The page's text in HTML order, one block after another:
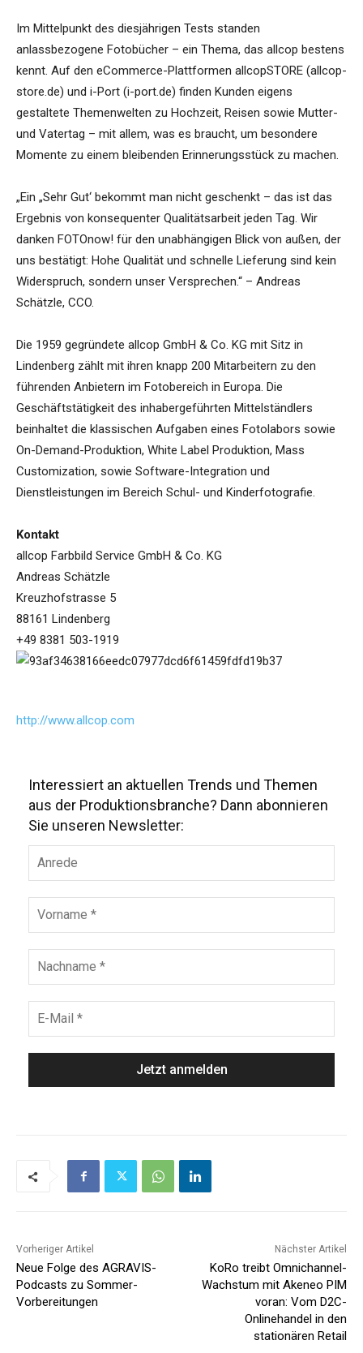
Im Mittelpunkt des diesjährigen Tests standen
anlassbezogene Fotobücher – ein Thema, das allcop bestens
kennt. Auf den eCommerce-Plattformen allcopSTORE (allcop-
store.de) und i-Port (i-port.de) finden Kunden eigens
gestaltete Themenwelten zu Hochzeit, Reisen sowie Mutter-
und Vatertag – mit allem, was es braucht, um besondere
Momente zu einem bleibenden Erinnerungsstück zu machen.
„Ein „Sehr Gut‘ bekommt man nicht geschenkt – das ist das
Ergebnis von konsequenter Qualitätsarbeit jeden Tag. Wir
danken FOTOnow! für den unabhängigen Blick von außen, der
uns bestätigt: Hohe Qualität und schnelle Lieferung sind kein
Widerspruch, sondern unser Versprechen.“ – Andreas
Schätzle, CCO.
Die 1959 gegründete allcop GmbH & Co. KG mit Sitz in
Lindenberg zählt mit ihren knapp 200 Mitarbeitern zu den
führenden Anbietern im Fotobereich in Europa. Die
Geschäftstätigkeit des inhabergeführten Mittelständlers
beinhaltet die klassischen Aufgaben eines Fotolabors sowie
On-Demand-Produktion, White Label Produktion, Mass
Customization, sowie Software-Integration und
Dienstleistungen im Bereich Schul- und Kinderfotografie.
Kontakt
allcop Farbbild Service GmbH & Co. KG
Andreas Schätzle
Kreuzhofstrasse 5
88161 Lindenberg
+49 8381 503-1919
http://www.allcop.com
Interessiert an aktuellen Trends und Themen
aus der Produktionsbranche? Dann abonnieren
Sie unseren Newsletter:
Vorheriger Artikel
Neue Folge des AGRAVIS-
Podcasts zu Sommer-
Vorbereitungen
Nächster Artikel
KoRo treibt Omnichannel-
Wachstum mit Akeneo PIM
voran: Vom D2C-
Onlinehandel in den
stationären Retail